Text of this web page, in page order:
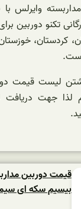
وایرلس با
تکنو دوربین
خوزستان،
لیست قیمت
لذا جهت
قیمت دوربین
بیسیم سکه ای